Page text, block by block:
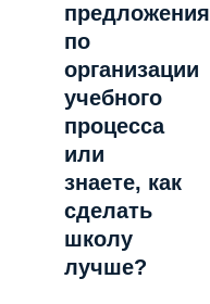
предложения
по
организации
учебного
процесса
или
знаете, как
сделать
школу
лучше?